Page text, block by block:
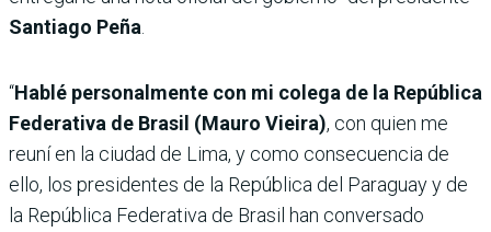
Santiago Peña
“Hablé personalmente con mi colega de la República
Federativa de Brasil (Mauro Vieira), con quien me
reuní en la ciudad de Lima, y como consecuencia de
ello, los presidentes de la República del Paraguay y de
la República Federativa de Brasil han conversado